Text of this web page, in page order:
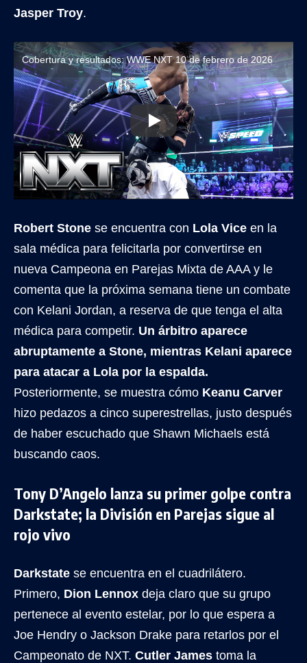
Jasper Troy.
Cobertura y resultados: WWE NXT 10 de febrero de 2026
Robert Stone se encuentra con Lola Vice en la
sala médica para felicitarla por convertirse en
nueva Campeona en Parejas Mixta de AAA y le
comenta que la próxima semana tiene un combate
con Kelani Jordan, a reserva de que tenga el alta
médica para competir. Un árbitro aparece
abruptamente a Stone, mientras Kelani aparece
para atacar a Lola por la espalda.
Posteriormente, se muestra cómo Keanu Carver
hizo pedazos a cinco superestrellas, justo después
de haber escuchado que Shawn Michaels está
buscando caos.
Tony D’Angelo lanza su primer golpe contra
Darkstate; la División en Parejas sigue al
rojo vivo
Darkstate se encuentra en el cuadrilátero.
Primero, Dion Lennox deja claro que su grupo
pertenece al evento estelar, por lo que espera a
Joe Hendry o Jackson Drake para retarlos por el
Campeonato de NXT. Cutler James toma la